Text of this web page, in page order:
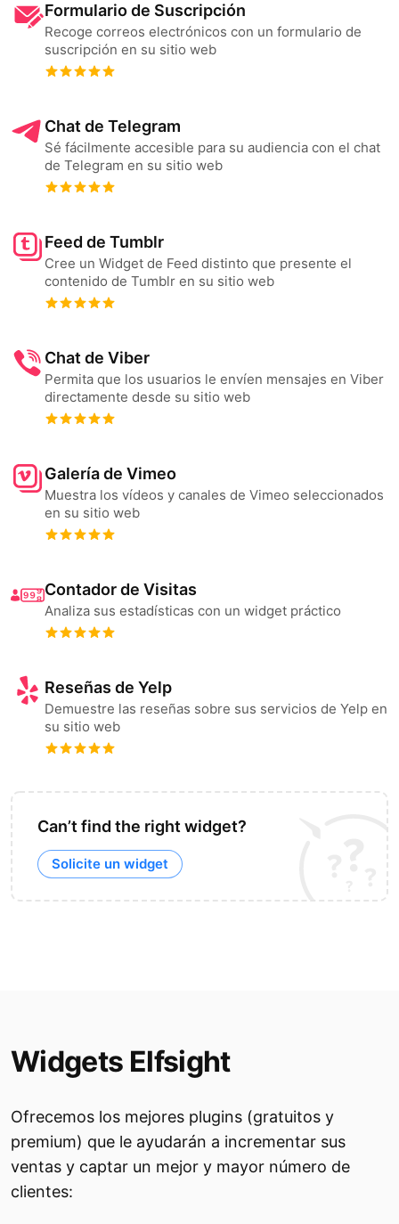
Formulario de Suscripción
Recoge correos electrónicos con un formulario de
suscripción en su sitio web
Chat de Telegram
Sé fácilmente accesible para su audiencia con el chat
de Telegram en su sitio web
Feed de Tumblr
Cree un Widget de Feed distinto que presente el
contenido de Tumblr en su sitio web
Chat de Viber
Permita que los usuarios le envíen mensajes en Viber
directamente desde su sitio web
Galería de Vimeo
Muestra los vídeos y canales de Vimeo seleccionados
en su sitio web
Contador de Visitas
Analiza sus estadísticas con un widget práctico
Reseñas de Yelp
Demuestre las reseñas sobre sus servicios de Yelp en
su sitio web
Can’t find the right widget?
Solicite un widget
Widgets Elfsight
Ofrecemos los mejores plugins (gratuitos y
premium) que le ayudarán a incrementar sus
ventas y captar un mejor y mayor número de
clientes: